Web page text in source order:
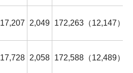
17,207 2,049 172,263（12,147）
17,728 2,058 172,588（12,489）